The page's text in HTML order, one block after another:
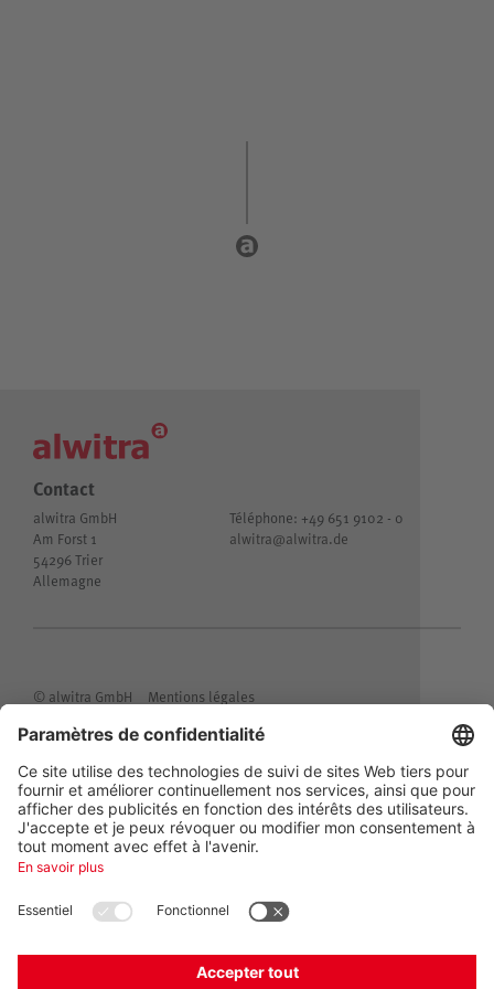
Contact
alwitra GmbH
Am Forst 1
54296 Trier
Allemagne
Téléphone: +49 651 9102 - 0
alwitra@alwitra.de
© alwitra GmbH
Mentions légales
Confidentialité des informations clients
Protection des données
Conditions générales de livraison